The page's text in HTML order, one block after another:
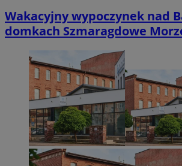
Wakacyjny wypoczynek nad
domkach Szmaragdowe